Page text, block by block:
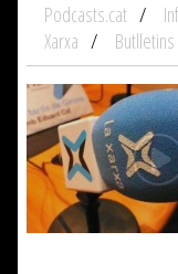
Podcasts.cat
Xarxa